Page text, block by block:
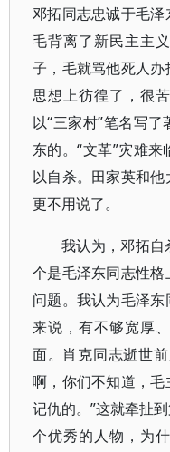
邓拓同志忠诚于毛
毛背离了新民主主
子，毛就骂他死人
思想上彷徨了，很
以“三家村”笔名写
东的。“文革”灾难
以自杀。田家英和
更不用说了。
我认为，邓拓自
个是毛泽东同志性
问题。我认为毛泽
来说，有不够宽厚
面。肖克同志逝世
啊，你们不知道，毛
记仇的。”这就牵扯
个优秀的人物，为